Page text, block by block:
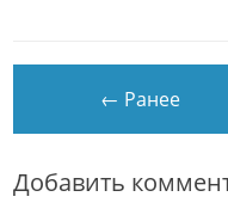
← Ранее
Добавить